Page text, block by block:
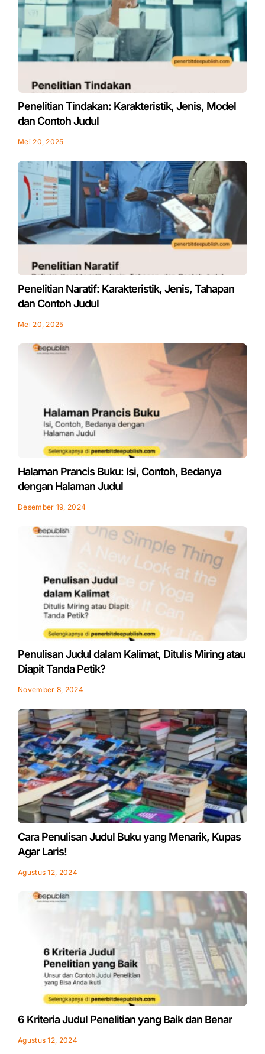
Penelitian Tindakan: Karakteristik, Jenis, Model
dan Contoh Judul
Mei 20, 2025
Penelitian Naratif: Karakteristik, Jenis, Tahapan
dan Contoh Judul
Mei 20, 2025
Halaman Prancis Buku: Isi, Contoh, Bedanya
dengan Halaman Judul
Desember 19, 2024
Penulisan Judul dalam Kalimat, Ditulis Miring atau
Diapit Tanda Petik?
November 8, 2024
Cara Penulisan Judul Buku yang Menarik, Kupas
Agar Laris!
Agustus 12, 2024
6 Kriteria Judul Penelitian yang Baik dan Benar
Agustus 12, 2024